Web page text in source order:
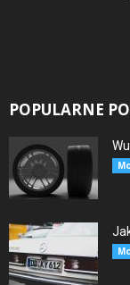
POPULARNE